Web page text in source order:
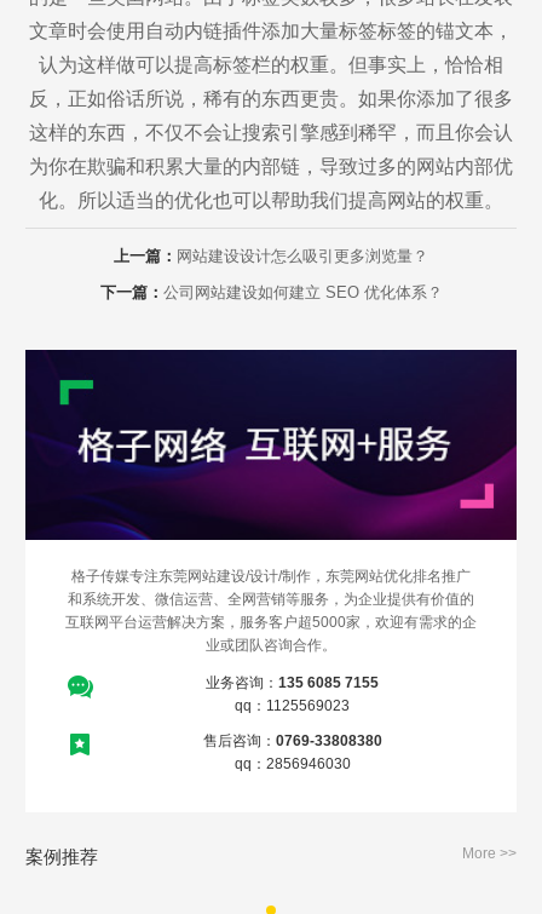
文章时会使用自动内链插件添加大量标签标签的锚文本，
认为这样做可以提高标签栏的权重。但事实上，恰恰相
反，正如俗话所说，稀有的东西更贵。如果你添加了很多
这样的东西，不仅不会让搜索引擎感到稀罕，而且你会认
为你在欺骗和积累大量的内部链，导致过多的网站内部优
化。所以适当的优化也可以帮助我们提高网站的权重。
上一篇： 网站建设设计怎么吸引更多浏览量？
下一篇： 公司网站建设如何建立 SEO 优化体系？
格子传媒专注东莞网站建设/设计/制作，东莞网站优化排名推广
和系统开发、微信运营、全网营销等服务，为企业提供有价值的
互联网平台运营解决方案，服务客户超5000家，欢迎有需求的企
业或团队咨询合作。
业务咨询： 135 6085 7155
qq：1125569023
售后咨询： 0769-33808380
qq：2856946030
案例推荐 More >>
Are you ready?
不怕就请留下您的需求及联系方式，我们会第一时间送上问候的。